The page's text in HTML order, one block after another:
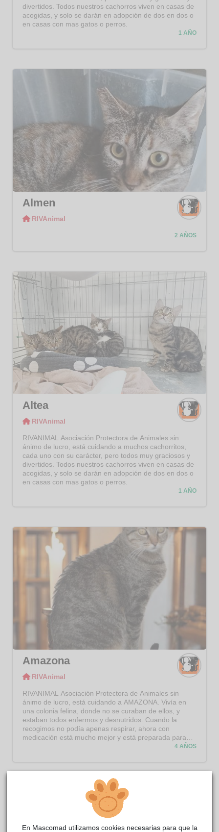
divertidos. Todos nuestros cachorros viven en casas de
acogidas, y solo se darán en adopción de dos en dos o
en casas con mas gatos o perros.
1 AÑO
Almen
RIVAnimal
2 AÑOS
mal
Altea
RIVAnimal
RIVANIMAL Asociación Protectora de Animales sin
ánimo de lucro, está cuidando a muchos cachorritos,
cada uno con su carácter, pero todos muy graciosos y
divertidos. Todos nuestros cachorros viven en casas de
acogidas, y solo se darán en adopción de dos en dos o
en casas con mas gatos o perros.
1 AÑO
Amazona
RIVAnimal
RIVANIMAL Asociación Protectora de Animales sin
ánimo de lucro, está cuidando a AMAZONA. Vivía en
una colonia felina, donde no se curaban de ellos, y
estaban todos enfermos y desnutridos. Cuando la
recogimos no podía apenas respirar, ahora con
medicación está mucho mejor y está preparada para
irse a una casa. Es una gata tranquila y cariñosa, que
4 AÑOS
En Mascomad utilizamos cookies necesarias para que la